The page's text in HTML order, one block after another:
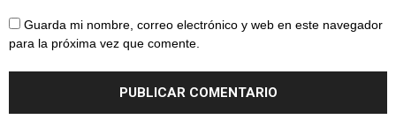
Guarda mi nombre, correo electrónico y web en este navegador
para la próxima vez que comente.